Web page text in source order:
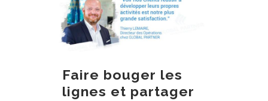
Faire bouger les
lignes et partager